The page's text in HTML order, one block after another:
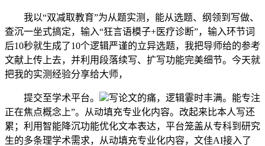
我以“双减取教育”为从题实测，能从选题、纲领到写做、
查沉一坐式搞定，输入“狂言语模子+医疗诊断”，输入环节词
后10秒就生成了10个逻辑严谨的立异选题，我把导师给的参考
文献上传上去，并利用段落续写、扩写功能完美细节。今天就
把我的实测经验分享给大师，
提交至学术平台。
写论文的痛，逻辑霎时丰满。能专注
正在焦点概念上”。从动填充专业化内容。改起来比本人写还
累；利用智能降沉功能优化文本表达，平台笼盖从专科到研究
生的多条理学术需求，从动填充专业化内容，文佳AI接入了